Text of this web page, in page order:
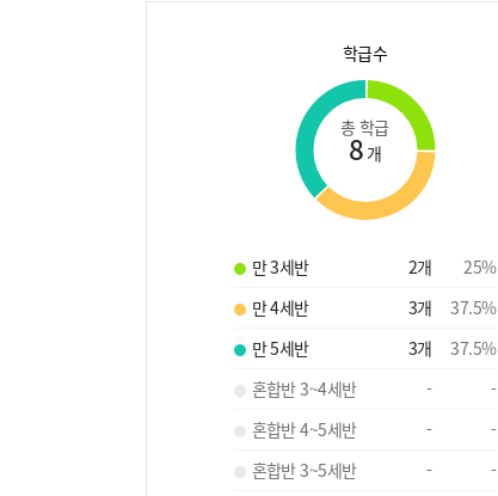
학급수
총 학급
8 개
만 3세반 2개 25%
만 4세반
3개 37.5%
만 5세반
3개 37.5%
혼합반 3~4세반
-
-
혼합반 4~5세반
-
-
혼합반 3~5세반
-
-